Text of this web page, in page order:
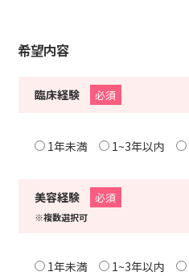
希望内容
臨床経験 必須
1年未満 1~3年以内
美容経験 必須
※複数選択可
1年未満 1~3年以内